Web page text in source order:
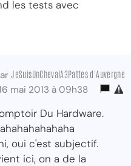
les tests avec
JeSuisUnChevalA3Pattes d'Auvergne
mai 2013 à 09h38
Du Hardware.
oui c'est subjectif.
ici, on a de la